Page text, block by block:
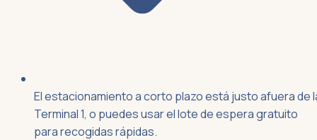
El estacionamiento a corto plazo está justo afuera de
Terminal 1, o puedes usar el lote de espera gratuito
para recogidas rápidas.